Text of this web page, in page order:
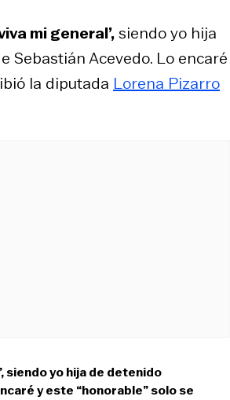
mi general’,siendo yo hija
Sebastián Acevedo. Lo encaré
la diputada Lorena Pizarro
siendo yo hija de detenido
y este “honorable” solo se